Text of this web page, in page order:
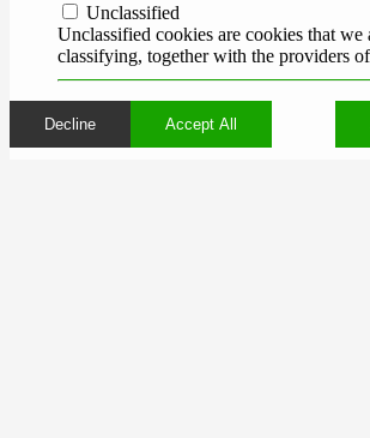
Unclassified
Unclassified cookies are cookies that we
classifying, together with the providers
Decline Accept All